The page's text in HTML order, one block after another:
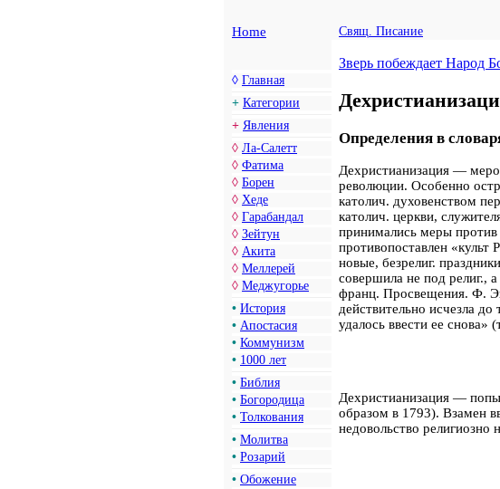
Home Свящ. Писание
◊ Главная
+ Категории
+ Явления
◊ Ла-Салетт
◊ Фатима
◊ Борен
◊ Хеде
◊ Гарабандал
◊ Зейтун
◊ Акита
◊ Меллерей
◊ Меджугорье
• История
• Апостасия
• Коммунизм
• 1000 лет
• Библия
• Богородица
• Толкования
• Молитва
• Розарий
• Обожение
Зверь побеждает Народ
Определения в
Дехристианизация —
революции. Особенно
католич. духовенством
католич. церкви,
принимались меры против
противопоставлен «культ
новые, безрелиг.
совершила не под религ.,
франц. Просвещения. Ф.
действительно исчезла
удалось ввести ее снова»
Дехристианизация —
образом в 1793). Взамен
недовольство религиозно